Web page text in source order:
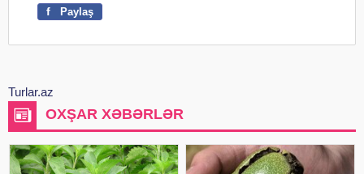
f Paylaş
Turlar.az
OXŞAR XƏBƏRLƏR